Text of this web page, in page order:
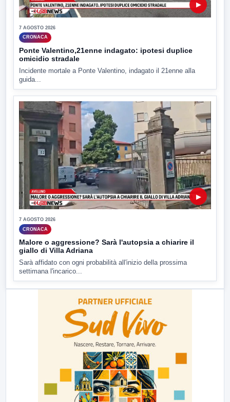
▶
7 AGOSTO 2026
CRONACA
Ponte Valentino,21enne indagato: ipotesi duplice
omicidio stradale
Incidente mortale a Ponte Valentino, indagato il 21enne alla
guida...
▶
7 AGOSTO 2026
CRONACA
Malore o aggressione? Sarà l'autopsia a chiarire il
giallo di Villa Adriana
Sarà affidato con ogni probabilità all'inizio della prossima
settimana l'incarico...